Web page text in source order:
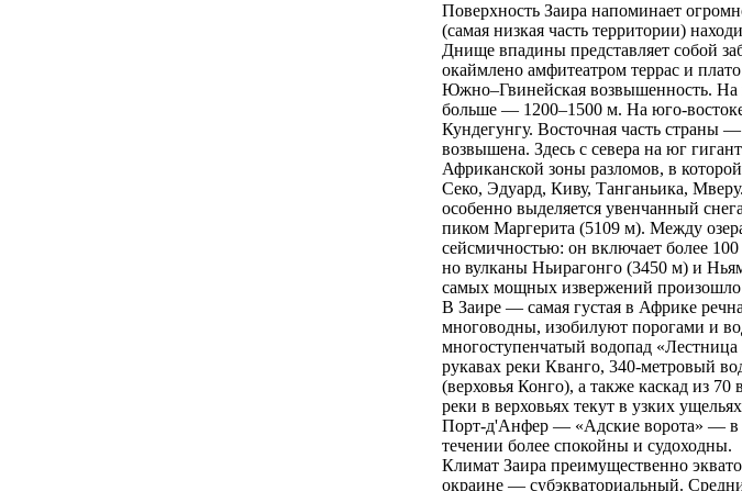
Поверхность Заирa напоминает
(самая низкая часть территории)
Днище впадины представляет собой
окаймлено амфитеатром террaс и
Южно–Гвинейская возвышенность. На
больше — 1200–1500 м. На юго-
Кундегунгу. Восточная часть стрaны
возвышена. Здесь с северa на юг
Африканской зоны рaзломов, в
Секо, Эдуард, Киву, Танганьика,
особенно выделяется увенчанный
пиком Маргерита (5109 м). Между
сейсмичностью: он включает более
но вулканы Ньирaгонго (3450 м) и
самых мощных извержений произошло
В Заире — самая густая в Африке
многоводны, изобилуют порогами и
многоступенчатый водопад
рукавах реки Кванго, 340-метровый
(верховья Конго), а также каскад из
реки в верховьях текут в узких
Порт-д'Анфер — «Адские ворота» — в
течении более спокойны и судоходны.
Климат Заирa преимущественно
окрaине — субэкваториальный.